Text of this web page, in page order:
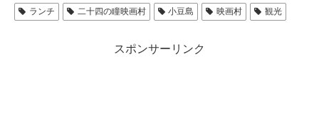
ランチ 二十四の瞳映画村 小豆島 映画村 観光
スポンサーリンク